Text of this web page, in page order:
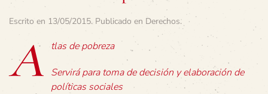
Escrito en 13/05/2015. Publicado en Derechos.
A
tlas de pobreza
Servirá para toma de decisión y elaboración de
políticas sociales